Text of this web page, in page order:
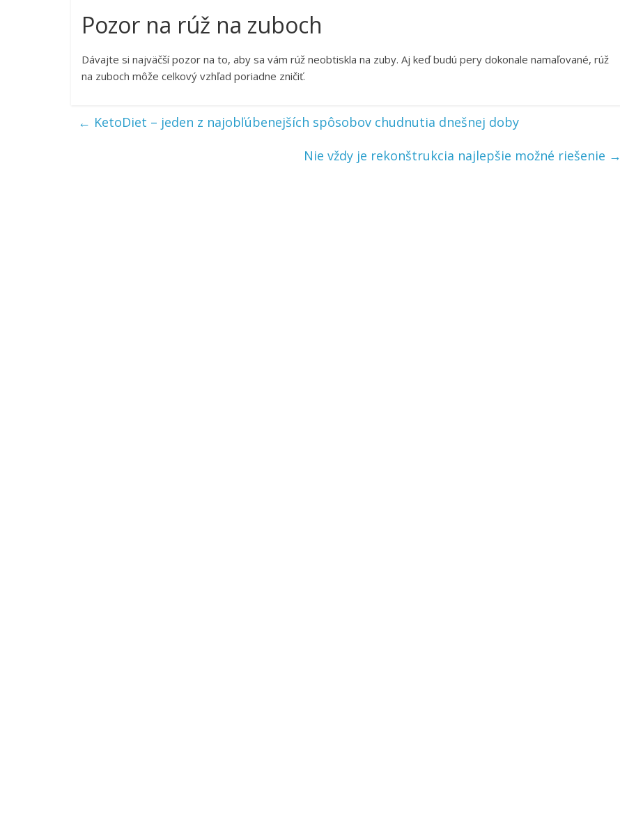
Pozor na rúž na zuboch
Dávajte si najväčší pozor na to, aby sa vám rúž neobtiskla na zuby. Aj keď budú pery dokonale namaľované, rúž
na zuboch môže celkový vzhľad poriadne zničiť.
← KetoDiet – jeden z najobľúbenejších spôsobov chudnutia dnešnej doby
Nie vždy je rekonštrukcia najlepšie možné riešenie →